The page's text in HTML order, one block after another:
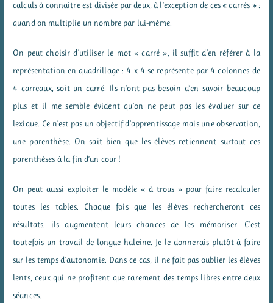
calculs à connaitre est divisée par deux, à l’exception de ces « carrés » :
quand on multiplie un nombre par lui-même.
On peut choisir d’utiliser le mot « carré », il suffit d’en référer à la
représentation en quadrillage : 4 x 4 se représente par 4 colonnes de
4 carreaux, soit un carré. Ils n’ont pas besoin d’en savoir beaucoup
plus et il me semble évident qu’on ne peut pas les évaluer sur ce
lexique. Ce n’est pas un objectif d’apprentissage mais une observation,
une parenthèse. On sait bien que les élèves retiennent surtout ces
parenthèses à la fin d’un cour !
On peut aussi exploiter le modèle « à trous » pour faire recalculer
toutes les tables. Chaque fois que les élèves rechercheront ces
résultats, ils augmentent leurs chances de les mémoriser. C’est
toutefois un travail de longue haleine. Je le donnerais plutôt à faire
sur les temps d’autonomie. Dans ce cas, il ne fait pas oublier les élèves
lents, ceux qui ne profitent que rarement des temps libres entre deux
séances.